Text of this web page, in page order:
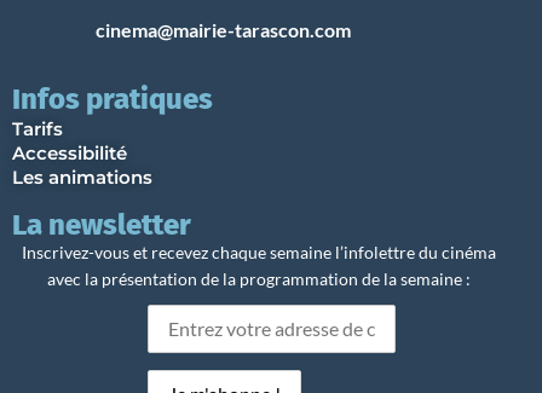
cinema@mairie-tarascon.com
Infos pratiques
Tarifs
Accessibilité
Les animations
La newsletter
Inscrivez-vous et recevez chaque semaine l’infolettre du cinéma
avec la présentation de la programmation de la semaine :